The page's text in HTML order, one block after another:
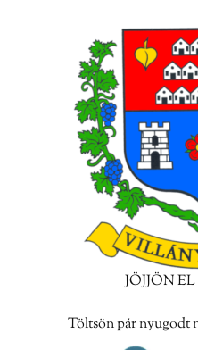
JÖJJÖN
Töltsön pár nyugodt